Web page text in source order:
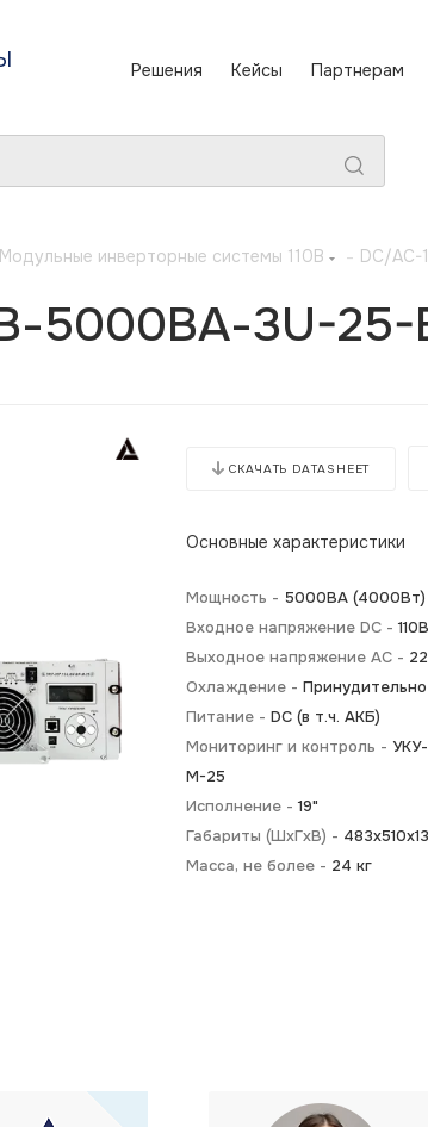
Решения Кейсы Партнерам
Модульные инверторные системы 110В - DC/
5000ВА-3U-25-
СКАЧАТЬ DATASHEET
Основные характеристики
Мощность - 5000BA (4000Вт)
Входное напряжение DC - 110В
Выходное напряжение AC -
Охлаждение -
Питание - DC (в т.ч. АКБ)
Мониторинг и контроль -
M-25
Исполнение - 19"
Габариты (ШхГхВ) -
Масса, не более - 24 кг